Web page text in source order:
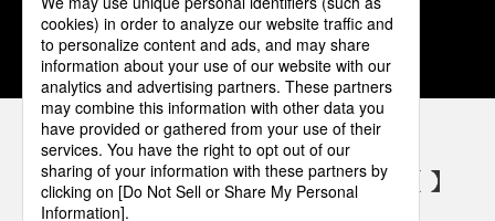
1 2 3 4 5
パナソニックの電気設備 SNSアカウント